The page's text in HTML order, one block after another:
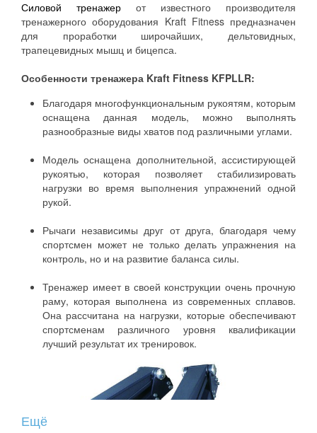
Силовой тренажер от известного производителя
тренажерного оборудования Kraft Fitness предназначен
для проработки широчайших, дельтовидных,
трапецевидных мышц и бицепса.
Особенности тренажера Kraft Fitness KFPLLR:
Благодаря многофункциональным рукоятям, которым
оснащена данная модель, можно выполнять
разнообразные виды хватов под различными углами.
Модель оснащена дополнительной, ассистирующей
рукоятью, которая позволяет стабилизировать
нагрузки во время выполнения упражнений одной
рукой.
Рычаги независимы друг от друга, благодаря чему
спортсмен может не только делать упражнения на
контроль, но и на развитие баланса силы.
Тренажер имеет в своей конструкции очень прочную
раму, которая выполнена из современных сплавов.
Она рассчитана на нагрузки, которые обеспечивают
спортсменам различного уровня квалификации
лучший результат их тренировок.
Ещё